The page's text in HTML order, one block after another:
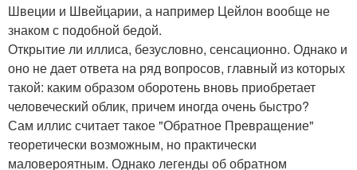
Швеции и Швейцарии, а например Цейлон вообще не
знаком с подобной бедой.
Открытие ли иллиса, безусловно, сенсационно. Однако и
оно не дает ответа на ряд вопросов, главный из которых
такой: каким образом оборотень вновь приобретает
человеческий облик, причем иногда очень быстро?
Сам иллис считает такое "Обратное Превращение"
теоретически возможным, но практически
маловероятным. Однако легенды об обратном